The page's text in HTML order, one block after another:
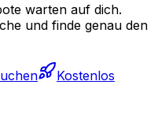
warten auf dich.
und finde genau den
Kostenlos